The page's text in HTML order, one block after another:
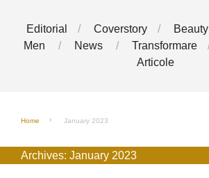
Editorial Coverstory Beauty
Men
News Transformare
Articole
Home January 2023
Archives: January 2023